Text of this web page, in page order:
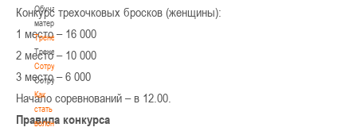
Обучающие
материалы
Тренерам
Тренерам
Сотрудничество
Сотрудничество
Как
стать
волонтером
Конкурс трехочковых бросков (женщины):
1 место – 16 000
2 место – 10 000
3 место – 6 000
Начало соревнований – в 12.00.
Правила конкурса